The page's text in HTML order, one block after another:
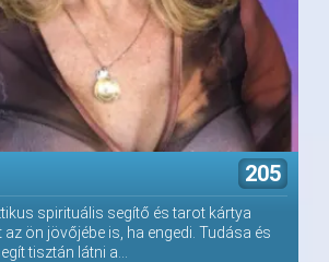
205
spirituális segítő és tarot kártya
ön jövőjébe is, ha engedi. Tudása és
tisztán látni a...